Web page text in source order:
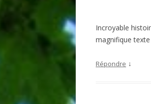
Incroyable
magnifique
Répondre ↓